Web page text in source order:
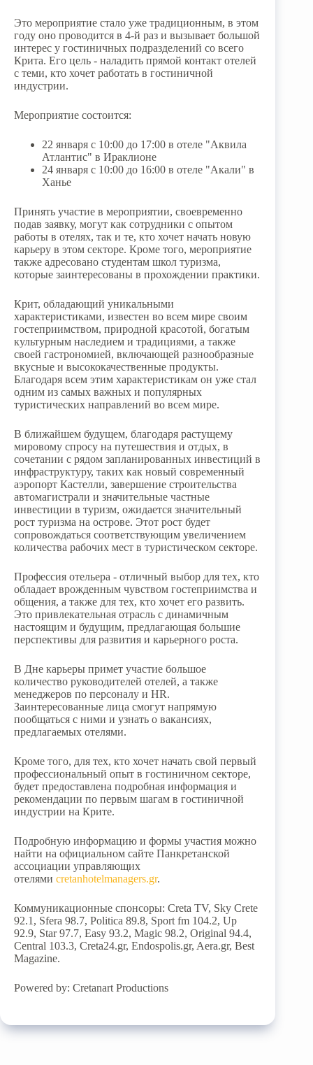
Это мероприятие стало уже традиционным, в этом
году оно проводится в 4-й раз и вызывает большой
интерес у гостиничных подразделений со всего
Крита. Его цель - наладить прямой контакт отелей
с теми, кто хочет работать в гостиничной
индустрии.
Мероприятие состоится:
22 января с 10:00 до 17:00 в отеле "Аквила
Атлантис" в Ираклионе
24 января с 10:00 до 16:00 в отеле "Акали" в
Ханье
Принять участие в мероприятии, своевременно
подав заявку, могут как сотрудники с опытом
работы в отелях, так и те, кто хочет начать новую
карьеру в этом секторе. Кроме того, мероприятие
также адресовано студентам школ туризма,
которые заинтересованы в прохождении практики.
Крит, обладающий уникальными
характеристиками, известен во всем мире своим
гостеприимством, природной красотой, богатым
культурным наследием и традициями, а также
своей гастрономией, включающей разнообразные
вкусные и высококачественные продукты.
Благодаря всем этим характеристикам он уже стал
одним из самых важных и популярных
туристических направлений во всем мире.
В ближайшем будущем, благодаря растущему
мировому спросу на путешествия и отдых, в
сочетании с рядом запланированных инвестиций в
инфраструктуру, таких как новый современный
аэропорт Кастелли, завершение строительства
автомагистрали и значительные частные
инвестиции в туризм, ожидается значительный
рост туризма на острове. Этот рост будет
сопровождаться соответствующим увеличением
количества рабочих мест в туристическом секторе.
Профессия отельера - отличный выбор для тех, кто
обладает врожденным чувством гостеприимства и
общения, а также для тех, кто хочет его развить.
Это привлекательная отрасль с динамичным
настоящим и будущим, предлагающая большие
перспективы для развития и карьерного роста.
В Дне карьеры примет участие большое
количество руководителей отелей, а также
менеджеров по персоналу и HR.
Заинтересованные лица смогут напрямую
пообщаться с ними и узнать о вакансиях,
предлагаемых отелями.
Кроме того, для тех, кто хочет начать свой первый
профессиональный опыт в гостиничном секторе,
будет предоставлена подробная информация и
рекомендации по первым шагам в гостиничной
индустрии на Крите.
Подробную информацию и формы участия можно
найти на официальном сайте Панкретанской
ассоциации управляющих
отелями cretanhotelmanagers.gr.
Коммуникационные спонсоры: Creta TV, Sky Crete
92.1, Sfera 98.7, Politica 89.8, Sport fm 104.2, Up
92.9, Star 97.7, Easy 93.2, Magic 98.2, Original 94.4,
Central 103.3, Creta24.gr, Endospolis.gr, Aera.gr, Best
Magazine.
Powered by: Cretanart Productions